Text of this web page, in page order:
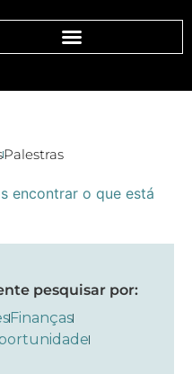
Palestras
encontrar o que está
pesquisar por:
Finanças